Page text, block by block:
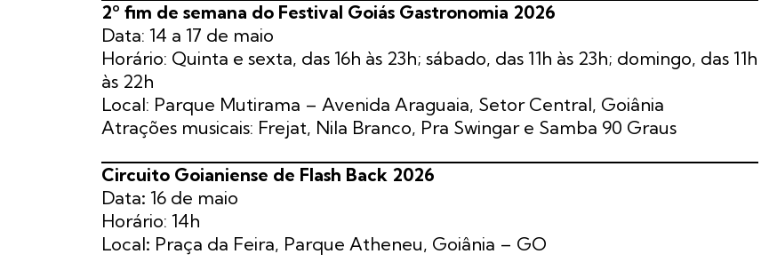
2º fim de semana do Festival Goiás Gastronomia 2026
Data: 14 a 17 de maio
Horário: Quinta e sexta, das 16h às 23h; sábado, das 11h às 23h; domingo, das 11h
às 22h
Local: Parque Mutirama – Avenida Araguaia, Setor Central, Goiânia
Atrações musicais: Frejat, Nila Branco, Pra Swingar e Samba 90 Graus
Circuito Goianiense de Flash Back 2026
Data: 16 de maio
Horário: 14h
Local: Praça da Feira, Parque Atheneu, Goiânia – GO